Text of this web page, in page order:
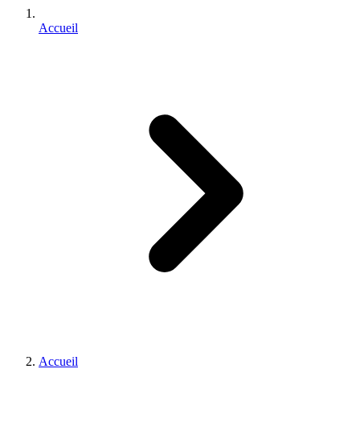
Accueil
Accueil